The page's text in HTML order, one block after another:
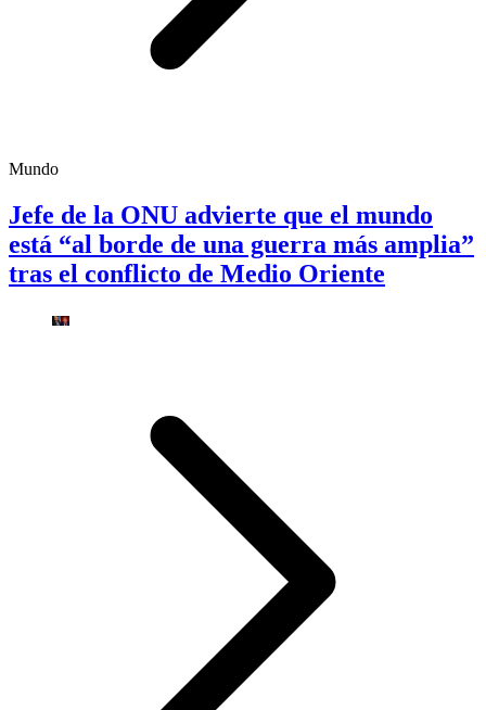
Mundo
Jefe de la ONU advierte que el mundo
está “al borde de una guerra más amplia”
tras el conflicto de Medio Oriente